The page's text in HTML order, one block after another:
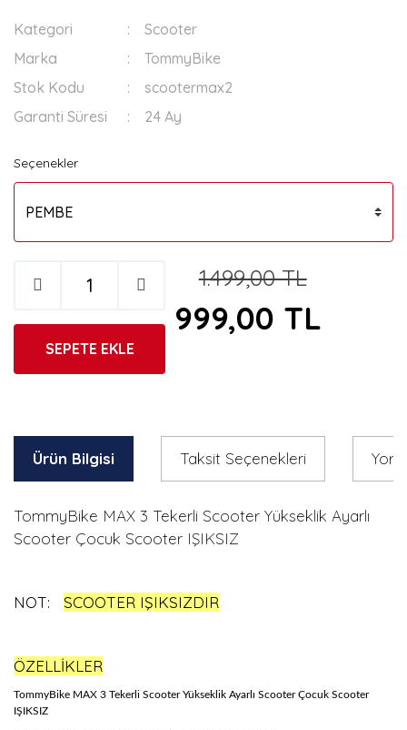
Kategori
Scooter
Marka
TommyBike
Stok Kodu
scootermax2
Garanti Süresi
24 Ay
Seçenekler
1.499,00 TL
999,00 TL
SEPETE EKLE
Ürün Bilgisi Taksit Seçenekleri
TommyBike MAX 3 Tekerli Scooter Yükseklik Ayarlı
Scooter Çocuk Scooter IŞIKSIZ
NOT: SCOOTER IŞIKSIZDIR
ÖZELLİKLER
TommyBike MAX 3 Tekerli Scooter Yükseklik Ayarlı Scooter Çocuk Scooter
IŞIKSIZ